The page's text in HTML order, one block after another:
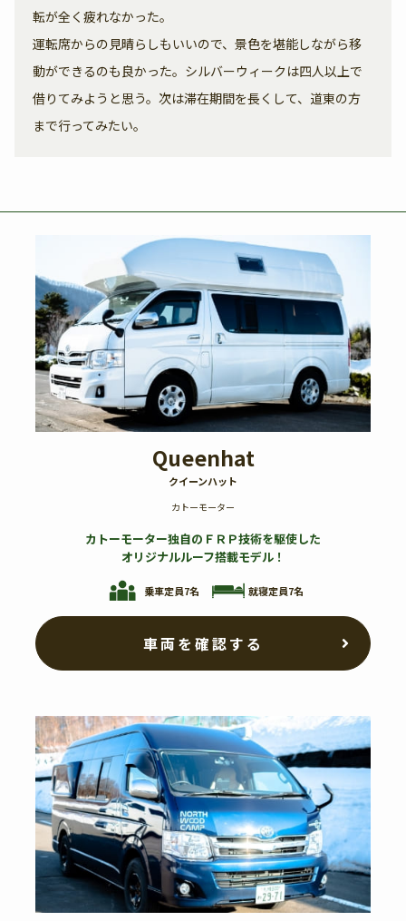
転が全く疲れなかった。
運転席からの見晴らしもいいので、景色を堪能しながら移
動ができるのも良かった。シルバーウィークは四人以上で
借りてみようと思う。次は滞在期間を長くして、道東の方
まで行ってみたい。
Queenhat
クイーンハット
カトーモーター
カトーモーター独自のＦＲＰ技術を駆使した
オリジナルルーフ搭載モデル！
乗車定員7名 就寝定員7名
車両を確認する